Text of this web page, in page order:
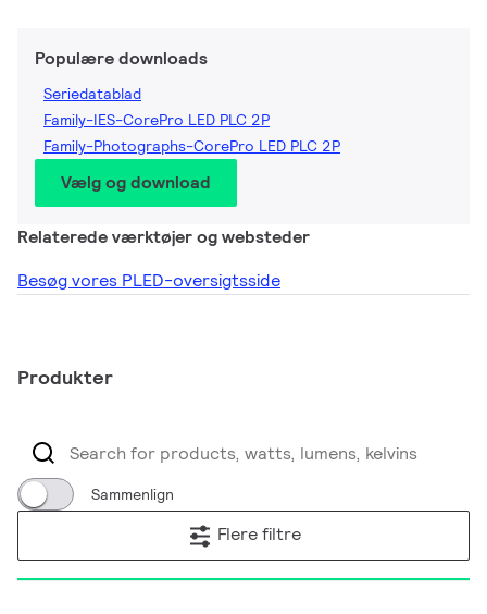
Populære downloads
Seriedatablad
Family-IES-CorePro LED PLC 2P
Family-Photographs-CorePro LED PLC 2P
Vælg og download
Relaterede værktøjer og websteder
Besøg vores PLED-oversigtsside
Produkter
Sammenlign
Flere filtre